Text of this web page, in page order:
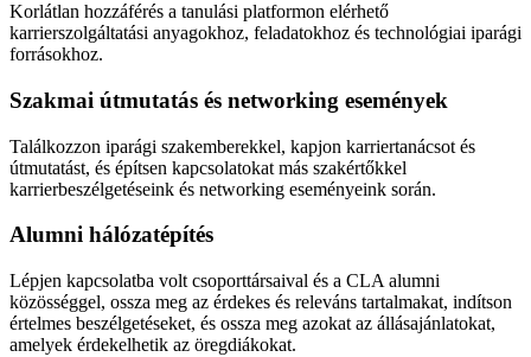
Korlátlan hozzáférés a tanulási platformon elérhető
karrierszolgáltatási anyagokhoz, feladatokhoz és technológiai iparági
forrásokhoz.
Szakmai útmutatás és networking események
Találkozzon iparági szakemberekkel, kapjon karriertanácsot és
útmutatást, és építsen kapcsolatokat más szakértőkkel
karrierbeszélgetéseink és networking eseményeink során.
Alumni hálózatépítés
Lépjen kapcsolatba volt csoporttársaival és a CLA alumni
közösséggel, ossza meg az érdekes és releváns tartalmakat, indítson
értelmes beszélgetéseket, és ossza meg azokat az állásajánlatokat,
amelyek érdekelhetik az öregdiákokat.